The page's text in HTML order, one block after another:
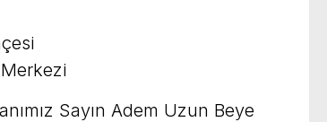
Sayın Adem Uzun Beye